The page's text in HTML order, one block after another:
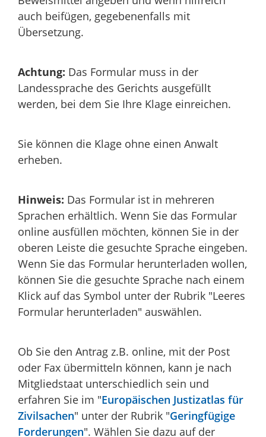
auch beifügen, gegebenenfalls mit
Übersetzung.
Achtung: Das Formular muss in der
Landessprache des Gerichts ausgefüllt
werden, bei dem Sie Ihre Klage einreichen.
Sie können die Klage ohne einen Anwalt
erheben.
Hinweis: Das Formular ist in mehreren
Sprachen erhältlich. Wenn Sie das Formular
online ausfüllen möchten, können Sie in der
oberen Leiste die gesuchte Sprache eingeben.
Wenn Sie das Formular herunterladen wollen,
können Sie die gesuchte Sprache nach einem
Klick auf das Symbol unter der Rubrik "Leeres
Formular herunterladen" auswählen.
Ob Sie den Antrag z.B. online, mit der Post
oder Fax übermitteln können, kann je nach
Mitgliedstaat unterschiedlich sein und
erfahren Sie im "Europäischen Justizatlas für
Zivilsachen" unter der Rubrik "Geringfügige
Forderungen". Wählen Sie dazu auf der